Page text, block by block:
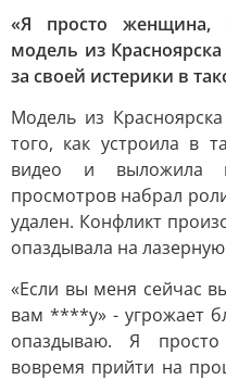
«Я просто женщина,
модель из
за своей истерики в
Модель из
того, как устроила в
видео и выложила
просмотров набрал
удален. Конфликт
опаздывала на
«Если вы меня сейчас
вам ****у» - угрожает
опаздываю. Я
вовремя прийти на